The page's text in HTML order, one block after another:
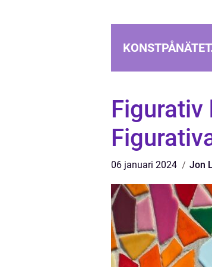
Figurativ
06 januari 2024 Jon